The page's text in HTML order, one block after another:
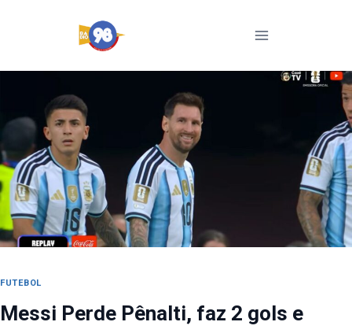
Conteúdo
FUTEBOL
Messi Perde Pênalti, faz 2 gols e